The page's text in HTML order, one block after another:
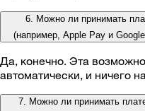
6. Можно ли принимать
(например, Apple Pay и
Да, конечно. Эта
автоматически, и ничего
7. Можно ли принимать